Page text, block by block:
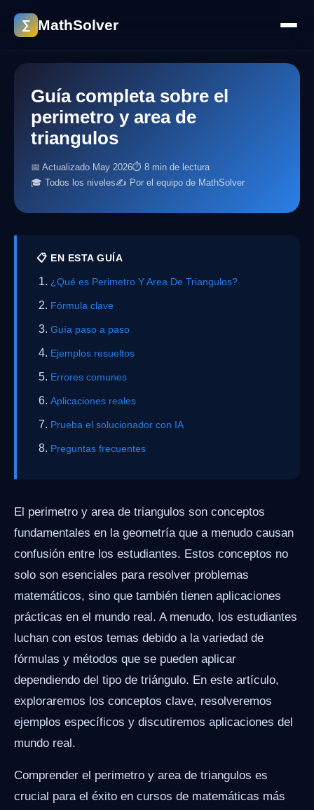
∑ MathSolver
Guía completa sobre el
perimetro y area de
triangulos
📅 Actualizado May 2026⏱ 8 min de lectura
🎓 Todos los niveles✍️ Por el equipo de MathSolver
📋 EN ESTA GUÍA
¿Qué es Perimetro Y Area De Triangulos?
Fórmula clave
Guía paso a paso
Ejemplos resueltos
Errores comunes
Aplicaciones reales
Prueba el solucionador con IA
Preguntas frecuentes
El perimetro y area de triangulos son conceptos
fundamentales en la geometría que a menudo causan
confusión entre los estudiantes. Estos conceptos no
solo son esenciales para resolver problemas
matemáticos, sino que también tienen aplicaciones
prácticas en el mundo real. A menudo, los estudiantes
luchan con estos temas debido a la variedad de
fórmulas y métodos que se pueden aplicar
dependiendo del tipo de triángulo. En este artículo,
exploraremos los conceptos clave, resolveremos
ejemplos específicos y discutiremos aplicaciones del
mundo real.
Comprender el perimetro y area de triangulos es
crucial para el éxito en cursos de matemáticas más